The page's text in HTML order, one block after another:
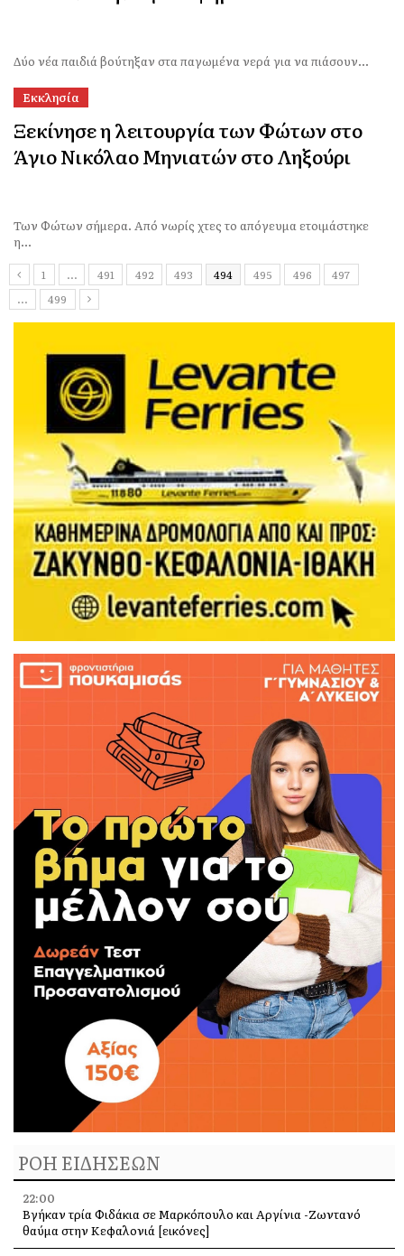
Δύο νέα παιδιά βούτηξαν στα παγωμένα νερά για να πιάσουν...
Εκκλησία
Ξεκίνησε η λειτουργία των Φώτων στο
Άγιο Νικόλαο Μηνιατών στο Ληξούρι
Των Φώτων σήμερα. Από νωρίς χτες το απόγευμα ετοιμάστηκε
η...
1 … 491 492 493 494 495 496
497
…
499
ΡΟΗ ΕΙΔΗΣΕΩΝ
22:00
Βγήκαν τρία Φιδάκια σε Μαρκόπουλο και Αργίνια -Ζωντανό
θαύμα στην Κεφαλονιά [εικόνες]